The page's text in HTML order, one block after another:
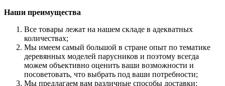
Наши преимущества
Все товары лежат на нашем складе в адекватных
количествах;
Мы имеем самый большой в стране опыт по тематике
деревянных моделей парусников и поэтому всегда
можем объективно оценить ваши возможности и
посоветовать, что выбрать под ваши потребности;
Мы предлагаем вам различные способы доставки: